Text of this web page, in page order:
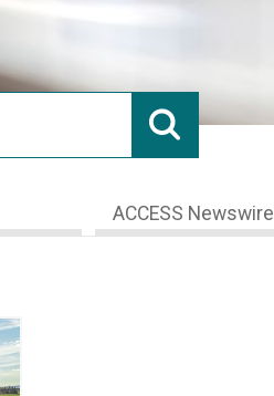
ACCESS Newswire